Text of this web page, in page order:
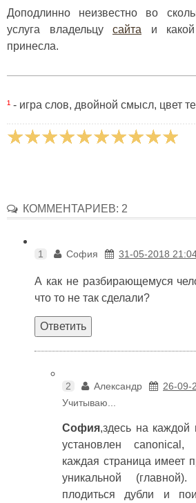
Доподлинно неизвестно во
услуга владельцу сайта и
принесла.
¹ - игра слов, двойной смысл, цвет
КОММЕНТАРИЕВ: 2
1 София 31-05-2018
А как не разбирающемуся
что то не так сделали?
Ответить
2 Александр 26-
Учитываю...
София,здесь на каждой
установлен canonical,
каждая страница имеет
уникальной
плодиться дубли и